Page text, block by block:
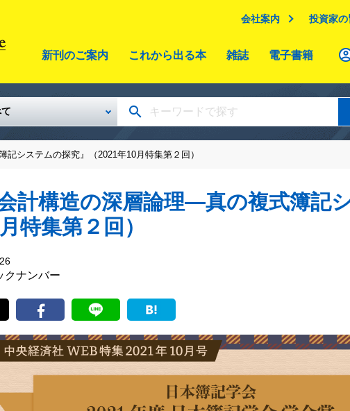
会社案内 投資家
新刊のご案内 これから出る本 雑誌 電子書籍
システムの探究』（2021年10月特集第２回）
会計構造の深層論理―真の複式簿記
特集第２回）
クナンバー